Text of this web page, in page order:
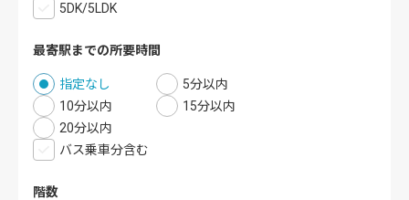
5DK/5LDK
最寄駅までの所要時間
指定なし
5分以内
10分以内
15分以内
20分以内
バス乗車分含む
階数